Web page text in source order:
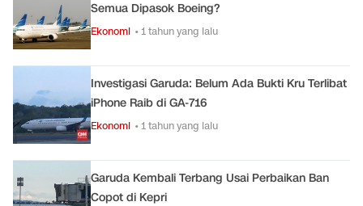
Semua Dipasok Boeing?
Ekonomi • 1 tahun yang lalu
Investigasi Garuda: Belum Ada Bukti Kru Terlibat
iPhone Raib di GA-716
Ekonomi • 1 tahun yang lalu
Garuda Kembali Terbang Usai Perbaikan Ban
Copot di Kepri